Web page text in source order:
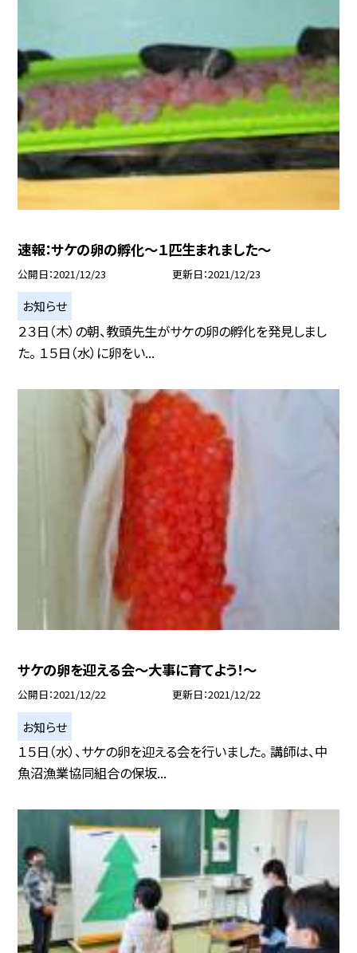
速報：サケの卵の孵化〜１匹生まれました〜
公開日 2021/12/23 更新日 2021/12/23
お知らせ
２３日（木）の朝、教頭先生がサケの卵の孵化を発見しまし
た。 １５日（水）に卵をい...
サケの卵を迎える会〜大事に育てよう！〜
公開日 2021/12/22 更新日 2021/12/22
お知らせ
１５日（水）、サケの卵を迎える会を行いました。 講師は、中
魚沼漁業協同組合の保坂...